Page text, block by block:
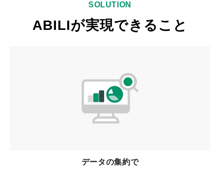
SOLUTION
ABILIが実現できること
データの集約で